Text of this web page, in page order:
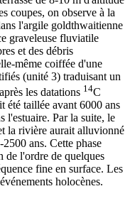
coupes, on observe à la
l'argile goldthwaitienne
graveleuse fluviatile
et des débris
même coiffée d'une
(unité 3) traduisant un
les datations 14C
été taillée avant 6000 ans
l'estuaire. Par la suite, le
la rivière aurait alluvionné
ans. Cette phase
de l'ordre de quelques
fine en surface. Les
holocènes.